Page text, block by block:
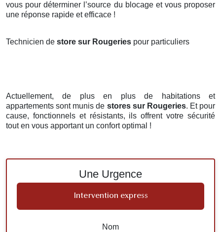
vous pour déterminer l’source du blocage et vous proposer
une réponse rapide et efficace !
Technicien de store sur Rougeries pour particuliers
Actuellement, de plus en plus de habitations et
appartements sont munis de stores sur Rougeries. Et pour
cause, fonctionnels et résistants, ils offrent votre sécurité
tout en vous apportant un confort optimal !
Une Urgence
Intervention express
Nom